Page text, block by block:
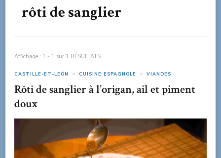
rôti de sanglier
Affichage : 1 - 1 sur 1 RÉSULTATS
CASTILLE-ET-LEÓN CUISINE ESPAGNOLE VIANDES
Rôti de sanglier à l’origan, ail et piment
doux